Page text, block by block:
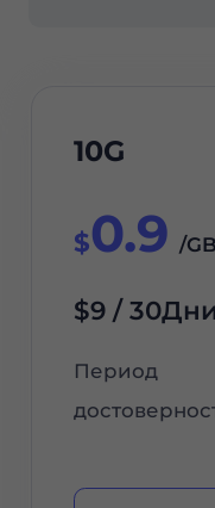
10G
$0.9 /GB
$9 /
Период